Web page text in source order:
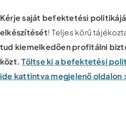
Kérje saját befektetési
elkészítését! Teljes körű
tud kiemelkedően profitálni
közt. Töltse ki a befektetési
ide kattintva megjelenő oldalon